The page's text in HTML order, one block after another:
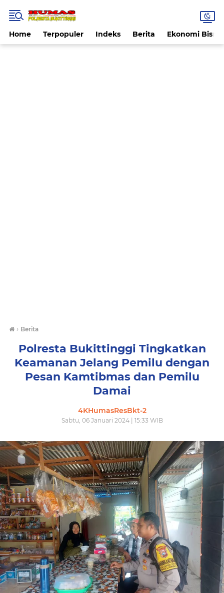
Home Terpopuler Indeks Berita Ekonomi Bisnis
› Berita
Polresta Bukittinggi Tingkatkan
Keamanan Jelang Pemilu dengan
Pesan Kamtibmas dan Pemilu
Damai
4KHumasResBkt-2
Sabtu, 06 Januari 2024 | 15:33 WIB